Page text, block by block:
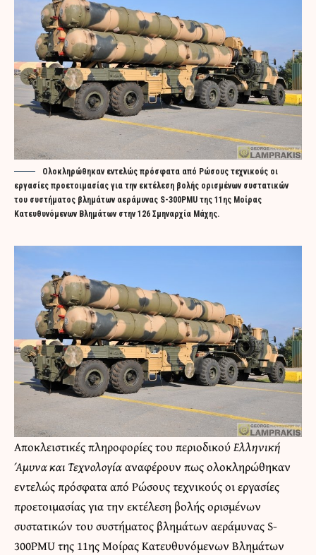
Ολοκληρώθηκαν εντελώς πρόσφατα από Ρώσους τεχνικούς οι
εργασίες προετοιμασίας για την εκτέλεση βολής ορισμένων συστατικών
του συστήματος βλημάτων αεράμυνας S-300PMU της 11ης Μοίρας
Κατευθυνόμενων Βλημάτων στην 126 Σμηναρχία Μάχης.
Αποκλειστικές πληροφορίες του περιοδικούΕλληνική
Άμυνα και Τεχνολογίααναφέρουν πως ολοκληρώθηκαν
εντελώς πρόσφατα από Ρώσους τεχνικούς οι εργασίες
προετοιμασίας για την εκτέλεση βολής ορισμένων
συστατικών του συστήματος βλημάτων αεράμυνας S-
300PMU της 11ης Μοίρας Κατευθυνόμενων Βλημάτων